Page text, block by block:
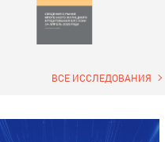
ВСЕ ИССЛЕДОВАНИЯ